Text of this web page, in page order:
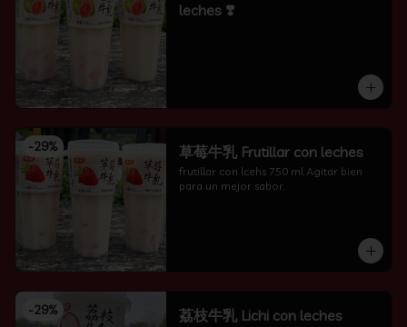
leches ❣️
-29% 草莓牛乳 Frutillar con leches
frutillar con lcehs 750 ml Agitar bien
para un mejor sabor.
-29% 荔枝牛乳 Lichi con leches